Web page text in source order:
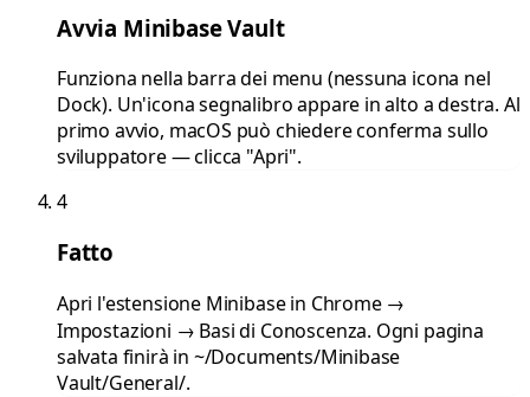
Avvia Minibase Vault
Funziona nella barra dei menu (nessuna icona nel
Dock). Un'icona segnalibro appare in alto a destra. Al
primo avvio, macOS può chiedere conferma sullo
sviluppatore — clicca "Apri".
4
Fatto
Apri l'estensione Minibase in Chrome →
Impostazioni → Basi di Conoscenza. Ogni pagina
salvata finirà in ~/Documents/Minibase
Vault/General/.